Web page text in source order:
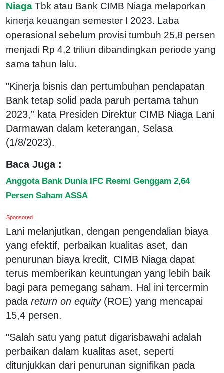
Niaga Tbk atau Bank CIMB Niaga melaporkan
kinerja keuangan semester I 2023. Laba
operasional sebelum provisi tumbuh 25,8 persen
menjadi Rp 4,2 triliun dibandingkan periode yang
sama tahun lalu.
"Kinerja bisnis dan pertumbuhan pendapatan
Bank tetap solid pada paruh pertama tahun
2023,” kata Presiden Direktur CIMB Niaga Lani
Darmawan dalam keterangan, Selasa
(1/8/2023).
Baca Juga :
Anggota Bank Dunia IFC Resmi Genggam 2,64
Persen Saham ASSA
Sponsored
Lani melanjutkan, dengan pengendalian biaya
yang efektif, perbaikan kualitas aset, dan
penurunan biaya kredit, CIMB Niaga dapat
terus memberikan keuntungan yang lebih baik
bagi para pemegang saham. Hal ini tercermin
pada return on equity(ROE) yang mencapai
15,4 persen.
"Salah satu yang patut digarisbawahi adalah
perbaikan dalam kualitas aset, seperti
ditunjukkan dari penurunan signifikan pada